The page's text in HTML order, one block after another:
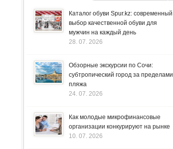
Каталог обуви Spur.kz: современный
выбор качественной обуви для
мужчин на каждый день
28. 07. 2026
Обзорные экскурсии по Сочи:
субтропический город за пределами
пляжа
24. 07. 2026
Как молодые микрофинансовые
организации конкурируют на рынке
10. 07. 2026